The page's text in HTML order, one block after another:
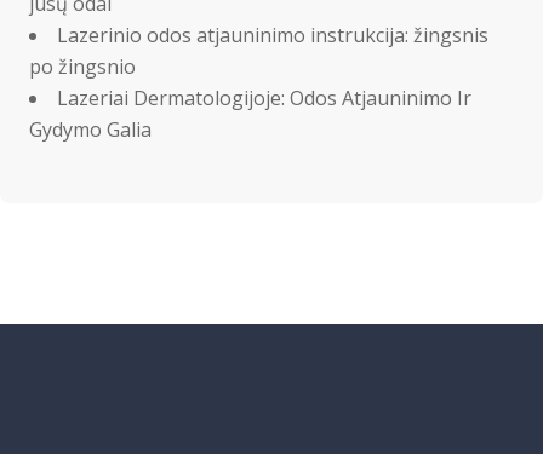
Lazerinio odos atjauninimo instrukcija: žingsnis
po žingsnio
Lazeriai Dermatologijoje: Odos Atjauninimo Ir
Gydymo Galia